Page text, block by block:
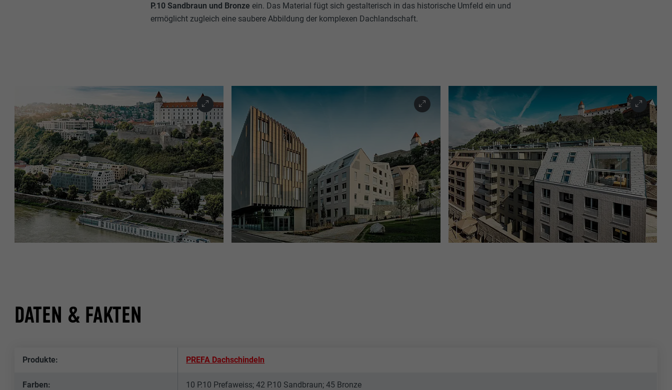
P.10 Sandbraun und Bronze ein. Das Material fügt sich gestalterisch in das historische Umfeld ein und
ermöglicht zugleich eine saubere Abbildung der komplexen Dachlandschaft.
DATEN & FAKTEN
Produkte: PREFA Dachschindeln
Farben: 10 P.10 Prefaweiss; 42 P.10 Sandbraun; 45 Bronze